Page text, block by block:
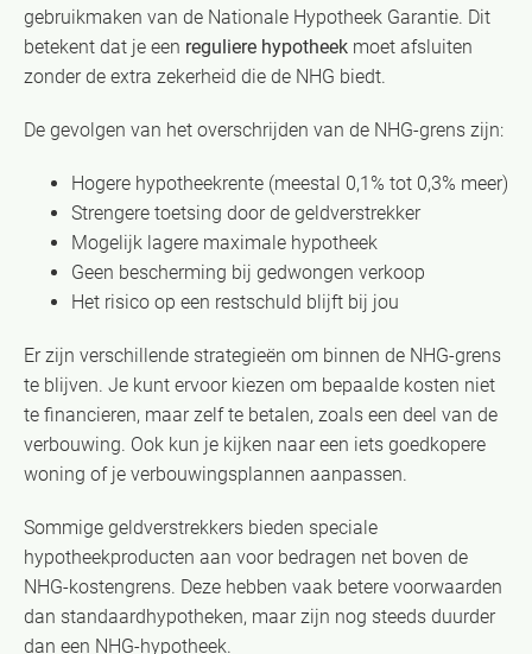
gebruikmaken van de Nationale Hypotheek Garantie. Dit
betekent dat je een reguliere hypotheek moet afsluiten
zonder de extra zekerheid die de NHG biedt.
De gevolgen van het overschrijden van de NHG-grens zijn:
Hogere hypotheekrente (meestal 0,1% tot 0,3% meer)
Strengere toetsing door de geldverstrekker
Mogelijk lagere maximale hypotheek
Geen bescherming bij gedwongen verkoop
Het risico op een restschuld blijft bij jou
Er zijn verschillende strategieën om binnen de NHG-grens
te blijven. Je kunt ervoor kiezen om bepaalde kosten niet
te financieren, maar zelf te betalen, zoals een deel van de
verbouwing. Ook kun je kijken naar een iets goedkopere
woning of je verbouwingsplannen aanpassen.
Sommige geldverstrekkers bieden speciale
hypotheekproducten aan voor bedragen net boven de
NHG-kostengrens. Deze hebben vaak betere voorwaarden
dan standaardhypotheken, maar zijn nog steeds duurder
dan een NHG-hypotheek.